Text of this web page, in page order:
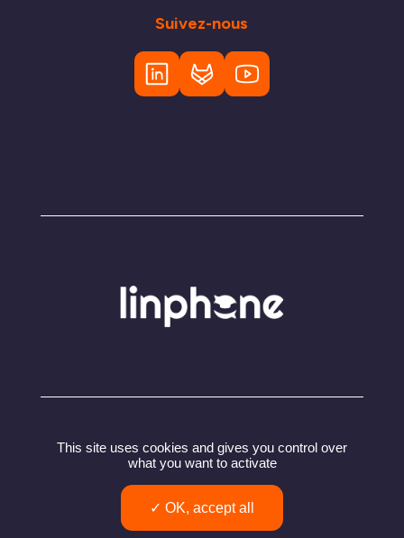
Suivez-nous
© Copyright 2024 – Linphone – Belledonne
Communications SARL
Politique de confidentialité
Conditions utilisation
This site uses cookies and gives you control over
what you want to activate
OK, accept all